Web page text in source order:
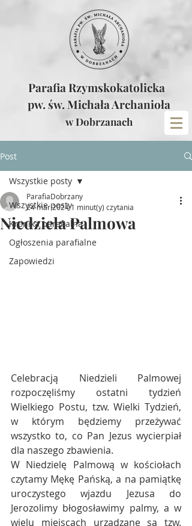
Parafia Rzymskokatolicka
pw. św. Michała Archanioła
w Dobrzanach
Post
Wszystkie posty
Kronika parafialna
Ogłoszenia parafialne
Zapowiedzi
Wszystkie posty
Niedziela Palmowa
ParafiaDobrzany
24 mar 20241 minut(y) czytania
Celebracją Niedzieli Palmowej
rozpoczęliśmy ostatni tydzień
Wielkiego Postu, tzw. Wielki Tydzień,
w którym będziemy przeżywać
wszystko to, co Pan Jezus wycierpiał
dla naszego zbawienia.
W Niedzielę Palmową w kościołach
czytamy Mękę Pańską, a na pamiątkę
uroczystego wjazdu Jezusa do
Jerozolimy błogosławimy palmy, a w
wielu miejscach urządzane są tzw.